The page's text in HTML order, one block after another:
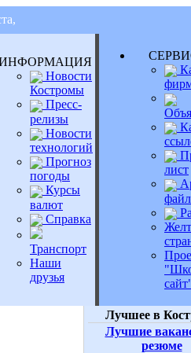
Новости
Костромы
Пресс-
релизы
Новости
технологий
Прогноз
погоды
Курсы
валют
Справка
Транспорт
Наши
друзья
лист
Лучшее в
Лучшие
резюме